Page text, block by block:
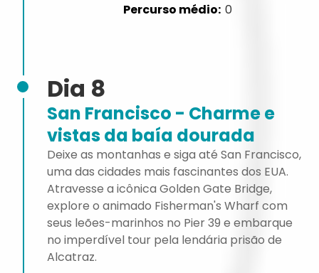
0
Dia 8
San Francisco - Charme e
vistas da baía dourada
Deixe as montanhas e siga até San Francisco,
uma das cidades mais fascinantes dos EUA.
Atravesse a icônica Golden Gate Bridge,
explore o animado Fisherman's Wharf com
seus leões-marinhos no Pier 39 e embarque
no imperdível tour pela lendária prisão de
Alcatraz.